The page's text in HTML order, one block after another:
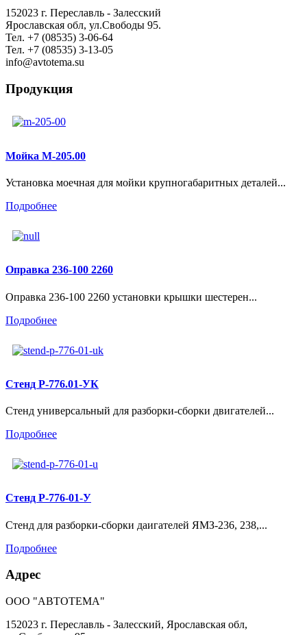
152023 г. Переславль - Залесский
Ярославская обл, ул.Свободы 95.
Тел. +7 (08535) 3-06-64
Тел. +7 (08535) 3-13-05
info@avtotema.su
Продукция
Мойка М-205.00
Установка моечная для мойки крупногабаритных деталей...
Подробнее
Оправка 236-100 2260
Оправка 236-100 2260 установки крышки шестерен...
Подробнее
Стенд Р-776.01-УК
Стенд универсальный для разборки-сборки двигателей...
Подробнее
Стенд Р-776-01-У
Стенд для разборки-сборки даигателей ЯМЗ-236, 238,...
Подробнее
Адрес
ООО "АВТОТЕМА"
152023 г. Переславль - Залесский, Ярославская обл,